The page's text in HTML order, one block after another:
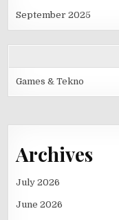
September 2025
Games & Tekno
Archives
July 2026
June 2026